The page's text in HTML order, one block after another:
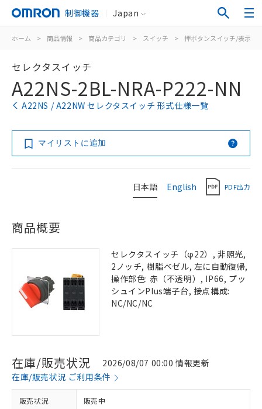
制御機器 Japan
ホーム > 商品情報 > 商品カテゴリ > スイッチ > 押ボタンスイッチ/表示灯
セレクタスイッチ
A22NS-2BL-NRA-P222-NN
A22NS / A22NW セレクタスイッチ 形式仕様一覧
マイリストに追加
日本語 English PDF出力
商品概要
セレクタスイッチ（φ22）, 非照光,
2ノッチ, 樹脂ベゼル, 左に自動復帰,
操作部色: 赤（不透明）, IP66, プッ
シュインPlus端子台, 接点構成:
NC/NC/NC
在庫/販売状況
2026/08/07 00:00 情報更新
在庫/販売状況 ご利用条件
販売状況 販売中